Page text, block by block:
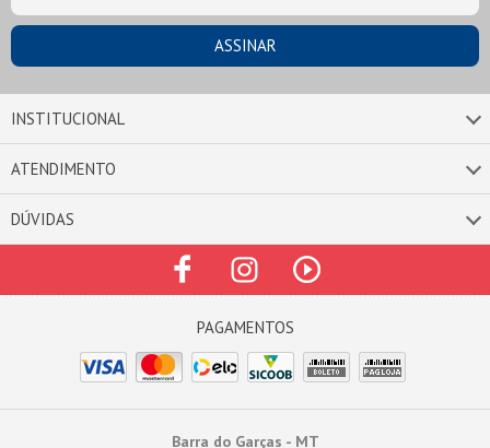
INSTITUCIONAL
ATENDIMENTO
DÚVIDAS
Barra do Garças - MT